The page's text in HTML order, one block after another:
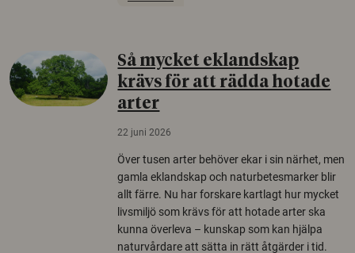
Så mycket eklandskap
krävs för att rädda hotade
arter
22 juni 2026
Över tusen arter behöver ekar i sin närhet, men
gamla eklandskap och naturbetesmarker blir
allt färre. Nu har forskare kartlagt hur mycket
livsmiljö som krävs för att hotade arter ska
kunna överleva – kunskap som kan hjälpa
naturvårdare att sätta in rätt åtgärder i tid.